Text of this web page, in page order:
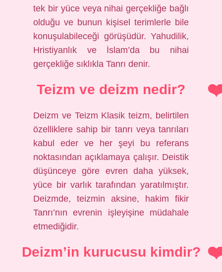
tek bir yüce veya nihai gerçekliğe bağlı
olduğu ve bunun kişisel terimlerle bile
konuşulabileceği görüşüdür. Yahudilik,
Hristiyanlık ve İslam’da bu nihai
gerçekliğe sıklıkla Tanrı denir.
Teizm ve deizm nedir?
Deizm ve Teizm Klasik teizm, belirtilen
özelliklere sahip bir tanrı veya tanrıları
kabul eder ve her şeyi bu referans
noktasından açıklamaya çalışır. Deistik
düşünceye göre evren daha yüksek,
yüce bir varlık tarafından yaratılmıştır.
Deizmde, teizmin aksine, hakim fikir
Tanrı’nın evrenin işleyişine müdahale
etmediğidir.
Deizm’in kurucusu kimdir?